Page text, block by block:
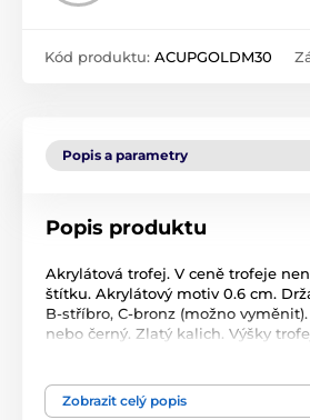
Kód produktu: ACUPGOLDM30
Popis a parametry
Popis produktu
Akrylátová trofej. V ceně trofeje
štítku. Akrylátový motiv 0.6 cm.
B-stříbro, C-bronz (možno
nebo černý. Zlatý kalich. Výšky
Produkt je zařazen v
Zobrazit celý popis